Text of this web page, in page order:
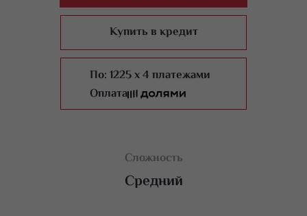
Купить в кредит
По:1225 x 4 платежами
Оплата
Сложность
Средний